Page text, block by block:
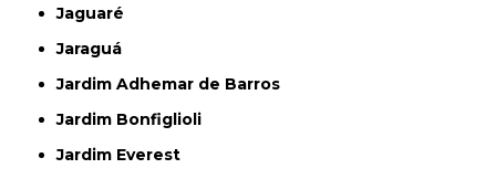
Jaguaré
Jaraguá
Jardim Adhemar de Barros
Jardim Bonfiglioli
Jardim Everest